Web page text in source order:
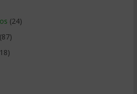
(24)
(87)